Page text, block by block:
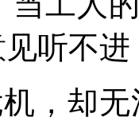
听不
，却